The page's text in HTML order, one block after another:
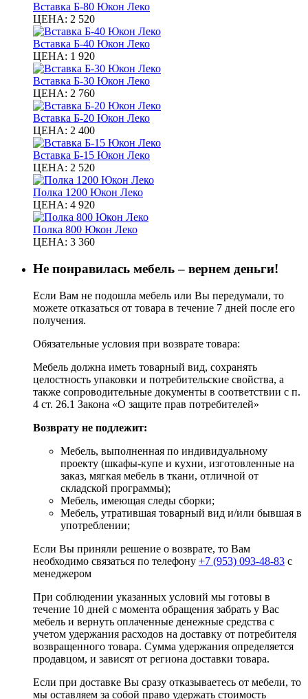
Вставка Б-80 Юкон Леко
ЦЕНА: 2 520
Вставка Б-40 Юкон Леко
ЦЕНА: 1 920
Вставка Б-30 Юкон Леко
ЦЕНА: 2 760
Вставка Б-20 Юкон Леко
ЦЕНА: 2 400
Вставка Б-15 Юкон Леко
ЦЕНА: 2 520
Полка 1200 Юкон Леко
ЦЕНА: 4 920
Полка 800 Юкон Леко
ЦЕНА: 3 360
Не понравилась мебель – вернем деньги!
Если Вам не подошла мебель или Вы передумали, то
можете отказаться от товара в течение 7 дней после его
получения.
Обязательные условия при возврате товара:
Мебель должна иметь товарный вид, сохранять
целостность упаковки и потребительские свойства, а
также сопроводительные документы в соответствии с п.
4 ст. 26.1 Закона «О защите прав потребителей»
Возврату не подлежит:
Мебель, выполненная по индивидуальному
проекту (шкафы-купе и кухни, изготовленные на
заказ, мягкая мебель в ткани, отличной от
складской программы);
Мебель, имеющая следы сборки;
Мебель, утратившая товарный вид и/или бывшая в
употреблении;
Если Вы приняли решение о возврате, то Вам
необходимо связаться по телефону +7 (953) 093-48-83 с
менеджером
При соблюдении указанных условий мы готовы в
течение 10 дней с момента обращения забрать у Вас
мебель и вернуть оплаченные денежные средства с
учетом удержания расходов на доставку от потребителя
возвращенного товара. Сумма удержания определяется
продавцом, и зависят от региона доставки товара.
Если при доставке Вы сразу отказываетесь от мебели, то
мы оставляем за собой право удержать стоимость